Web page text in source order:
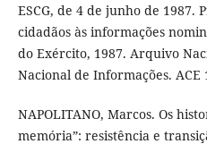
ESCG, de 4 de junho de 1987.
cidadãos às informações
do Exército, 1987. Arquivo
Nacional de Informações. ACE
NAPOLITANO, Marcos. Os
memória”: resistência e